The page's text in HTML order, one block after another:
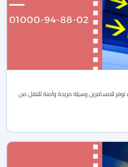
للمسافرين وسيلة مريحة وآمنة للتنقل من